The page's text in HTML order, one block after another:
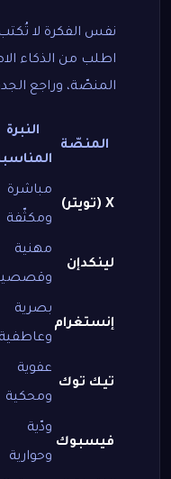
نفس الفكرة لا
اطلب من الذكاء
المنصّة، وراجع
المنصّة
النبرة
X (تويتر)
مباشرة
ومكثّفة
لينكدإن
مهنية
إنستغرام
بصرية
وعاطفية
تيك توك
عفوية
ومحكية
فيسبوك
ودّية
وحوارية